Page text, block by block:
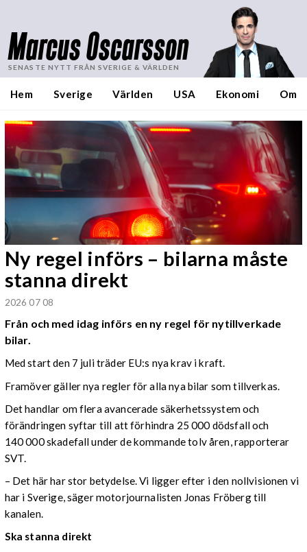
Marcus Oscarsson
SENASTE NYTT FRÅN SVERIGE & VÄRLDEN
Hem Sverige Världen USA Ekonomi Om
Ny regel införs – bilarna måste
stanna direkt
2026 07 08
Från och med idag införs en ny regel för nytillverkade
bilar.
Med start den 7 juli träder EU:s nya krav i kraft.
Framöver gäller nya regler för alla nya bilar som tillverkas.
Det handlar om flera avancerade säkerhetssystem och
förändringen syftar till att förhindra 25 000 dödsfall och
140 000 skadefall under de kommande tolv åren, rapporterar
SVT.
– Det här har stor betydelse. Vi ligger efter i den nollvisionen vi
har i Sverige, säger motorjournalisten Jonas Fröberg till
kanalen.
Ska stanna direkt